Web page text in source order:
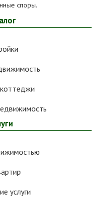
споры.
услуги